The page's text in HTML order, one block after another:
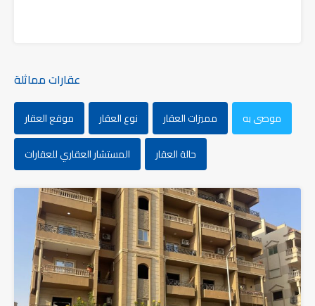
عقارات مماثلة
موصى به مميزات العقار نوع العقار
موقع العقار
حالة العقار
المستشار العقاري للعقارات